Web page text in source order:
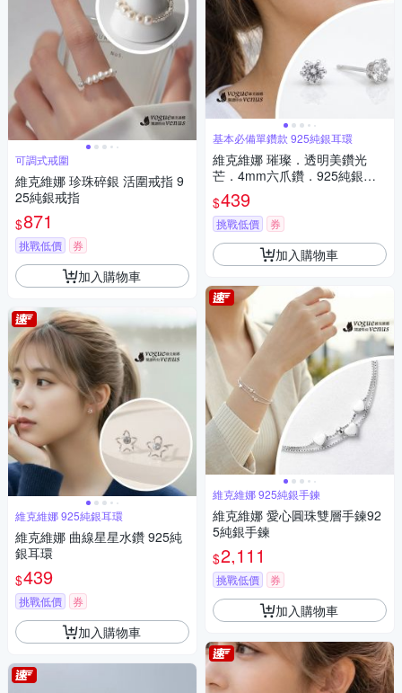
可調式戒圍
維克維娜 珍珠碎銀 活圍戒指 9
25純銀戒指
$871
挑戰低價 券
加入購物車
維克維娜 925純銀耳環
維克維娜 曲線星星水鑽 925純
銀耳環
$439
挑戰低價 券
加入購物車
基本必備單鑽款 925純銀耳環
維克維娜 璀璨．透明美鑽光
芒．4mm六爪鑽．925純銀耳
環耳丁
$439
挑戰低價 券
加入購物車
維克維娜 925純銀手鍊
維克維娜 愛心圓珠雙層手鍊92
5純銀手鍊
$2,111
挑戰低價 券
加入購物車